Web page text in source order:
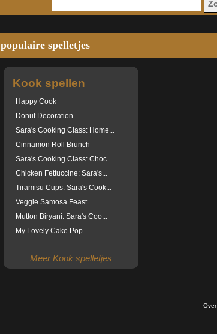
populaire spelletjes
Kook spellen
Happy Cook
Donut Decoration
Sara's Cooking Class: Home...
Cinnamon Roll Brunch
Sara's Cooking Class: Choc...
Chicken Fettuccine: Sara's...
Tiramisu Cups: Sara's Cook...
Veggie Samosa Feast
Mutton Biryani: Sara's Coo...
My Lovely Cake Pop
Meer Kook spelletjes